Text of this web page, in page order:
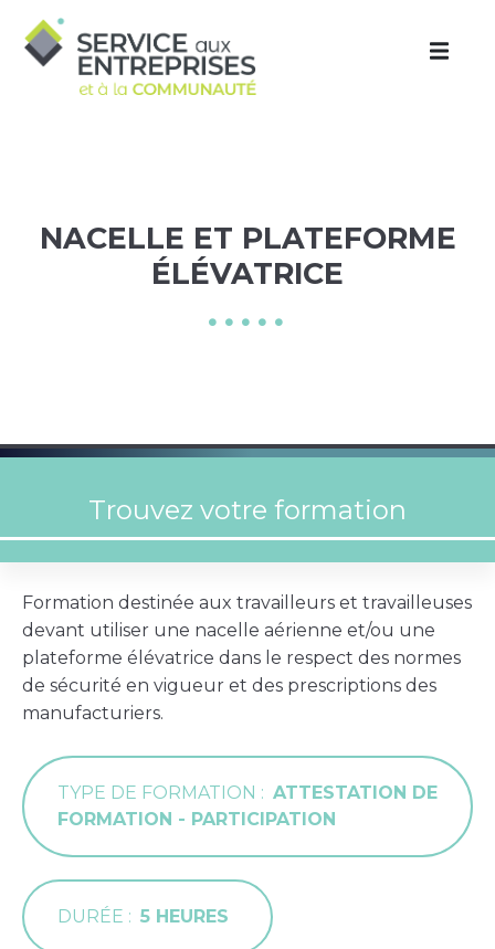
NACELLE ET PLATEFORME
ÉLÉVATRICE
Formation destinée aux travailleurs et travailleuses
devant utiliser une nacelle aérienne et/ou une
plateforme élévatrice dans le respect des normes
de sécurité en vigueur et des prescriptions des
manufacturiers.
TYPE DE FORMATION
ATTESTATION DE
FORMATION - PARTICIPATION
DURÉE 5 HEURES